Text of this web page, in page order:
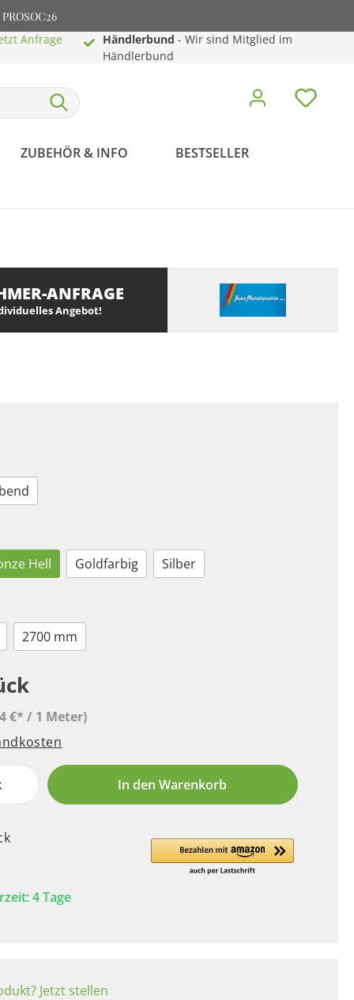
Anfrage
Händlerbund - Wir sind Mitglied im
Händlerbund
ZUBEHÖR & INFO BESTSELLER
ANFRAGE
Angebot!
Hell Goldfarbig Silber
2700 mm
€* / 1 Meter)
In den Warenkorb
4 Tage
Jetzt stellen